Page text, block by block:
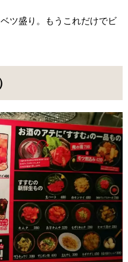
ツ盛り。もうこれだけでビ